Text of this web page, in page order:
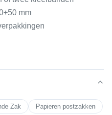
mm
Zak
Papieren postzakken